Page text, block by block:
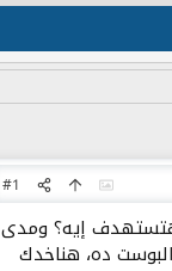
#1
هتستهدف إيه؟ ومدى
ده، هناخدك